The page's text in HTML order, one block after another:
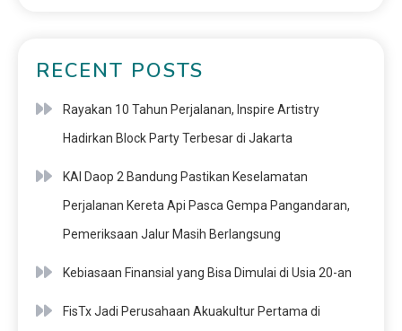
RECENT POSTS
Rayakan 10 Tahun Perjalanan, Inspire Artistry
Hadirkan Block Party Terbesar di Jakarta
KAI Daop 2 Bandung Pastikan Keselamatan
Perjalanan Kereta Api Pasca Gempa Pangandaran,
Pemeriksaan Jalur Masih Berlangsung
Kebiasaan Finansial yang Bisa Dimulai di Usia 20-an
FisTx Jadi Perusahaan Akuakultur Pertama di